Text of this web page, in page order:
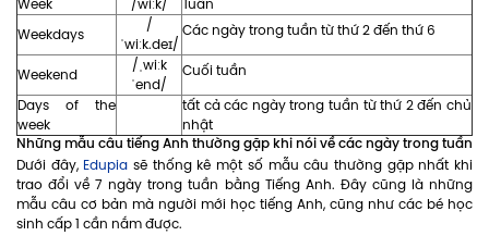
Week
/wiːk/
Tuần
Weekdays
/
ˈwiːk.deɪ/
Các ngày trong tuần từ thứ 2 đến thứ 6
Weekend
/ˌwiːk
ˈend/
Cuối tuần
Days of the
week
tất cả các ngày trong tuần từ thứ 2 đến chủ
nhật
Những mẫu câu tiếng Anh thường gặp khi nói về các ngày trong tuần
Dưới đây, Edupiasẽ thống kê một số mẫu câu thường gặp nhất khi
trao đổi về 7 ngày trong tuần bằng Tiếng Anh. Đây cũng là những
mẫu câu cơ bản mà người mới học tiếng Anh, cũng như các bé học
sinh cấp 1 cần nắm được.